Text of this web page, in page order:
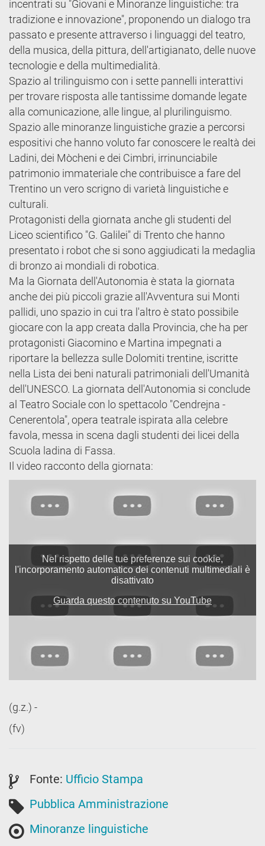
incentrati su "Giovani e Minoranze linguistiche: tra
tradizione e innovazione", proponendo un dialogo tra
passato e presente attraverso i linguaggi del teatro,
della musica, della pittura, dell'artigianato, delle nuove
tecnologie e della multimedialità.
Spazio al trilinguismo con i sette pannelli interattivi
per trovare risposta alle tantissime domande legate
alla comunicazione, alle lingue, al plurilinguismo.
Spazio alle minoranze linguistiche grazie a percorsi
espositivi che hanno voluto far conoscere le realtà dei
Ladini, dei Mòcheni e dei Cimbri, irrinunciabile
patrimonio immateriale che contribuisce a fare del
Trentino un vero scrigno di varietà linguistiche e
culturali.
Protagonisti della giornata anche gli studenti del
Liceo scientifico "G. Galilei" di Trento che hanno
presentato i robot che si sono aggiudicati la medaglia
di bronzo ai mondiali di robotica.
Ma la Giornata dell'Autonomia è stata la giornata
anche dei più piccoli grazie all'Avventura sui Monti
pallidi, uno spazio in cui tra l'altro è stato possibile
giocare con la app creata dalla Provincia, che ha per
protagonisti Giacomino e Martina impegnati a
riportare la bellezza sulle Dolomiti trentine, iscritte
nella Lista dei beni naturali patrimoniali dell'Umanità
dell'UNESCO. La giornata dell'Autonomia si conclude
al Teatro Sociale con lo spettacolo "Cendrejna -
Cenerentola", opera teatrale ispirata alla celebre
favola, messa in scena dagli studenti dei licei della
Scuola ladina di Fassa.
Il video racconto della giornata:
(g.z.) -
(fv)
Fonte: Ufficio Stampa
Pubblica Amministrazione
Minoranze linguistiche